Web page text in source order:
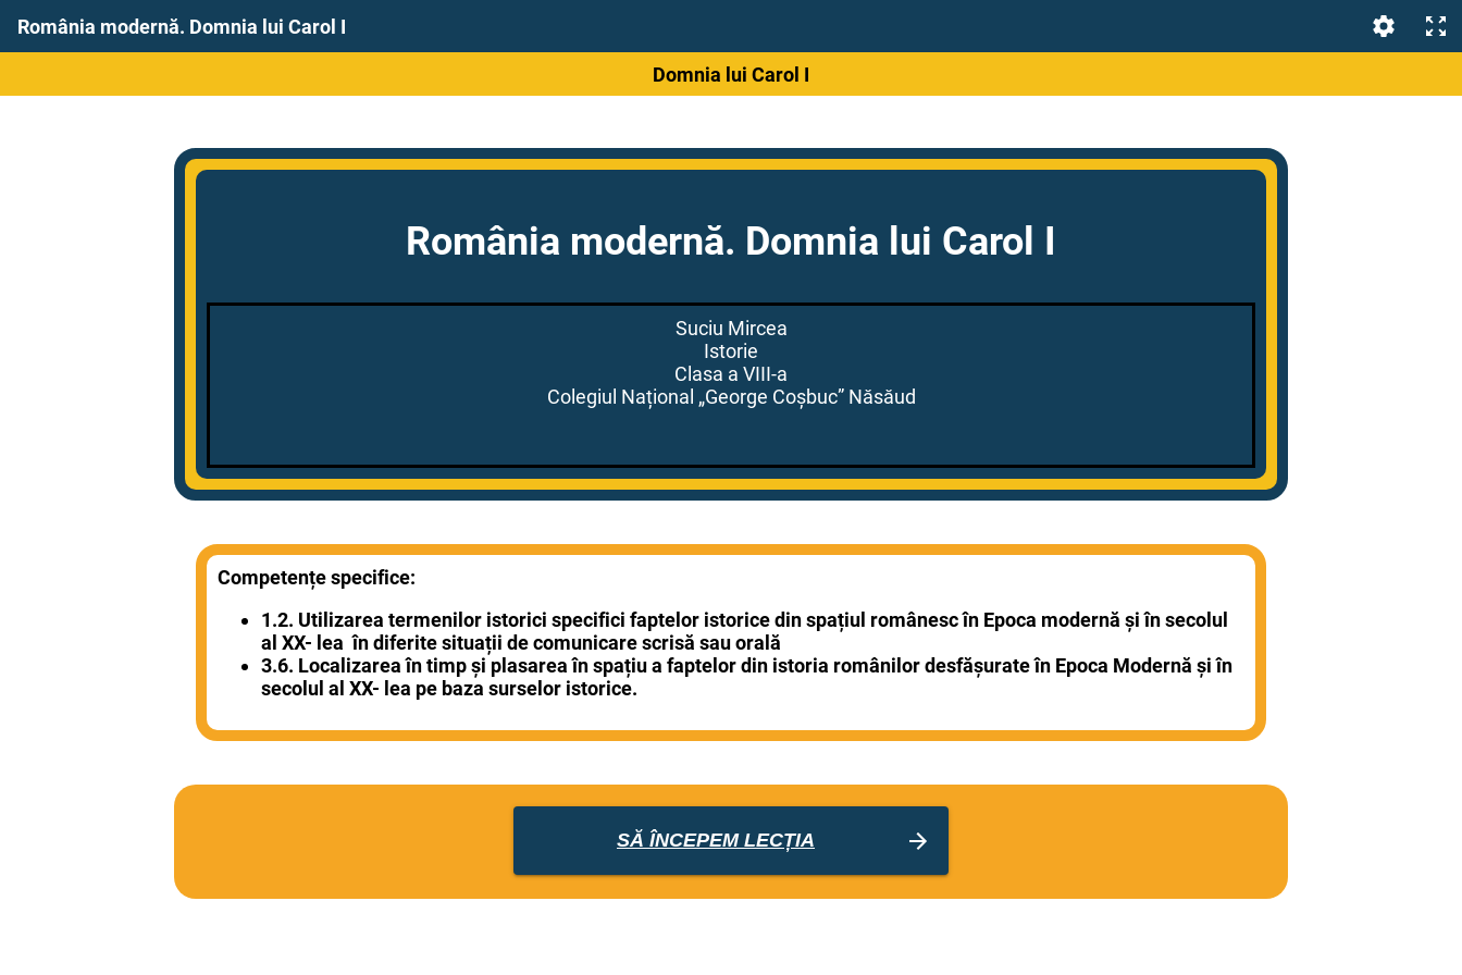
România modernă. Domnia lui Carol I
Domnia lui Carol I
România modernă. Domnia lui Carol I
Suciu Mircea
Istorie
Clasa a VIII-a
Colegiul Național „George Coșbuc” Năsăud
Competențe specifice:
1.2. Utilizarea termenilor istorici specifici faptelor istorice din spațiul românesc în Epoca modernă și în secolul
al XX- lea în diferite situații de comunicare scrisă sau orală
3.6. Localizarea în timp și plasarea în spațiu a faptelor din istoria românilor desfășurate în Epoca Modernă și în
secolul al XX- lea pe baza surselor istorice.
SĂ ÎNCEPEM LECȚIA